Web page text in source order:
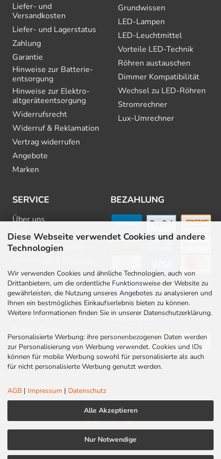
Diese Webseite verwendet Cookies und andere
Technologien
Wir verwenden Cookies und ähnliche Technologien, auch von
Drittanbietern, um die ordentliche Funktionsweise der Website zu
gewährleisten, die Nutzung unseres Angebotes zu analysieren und
Ihnen ein bestmögliches Einkaufserlebnis bieten zu können.
Weitere Informationen finden Sie in unserer Datenschutzerklärung.
Personalisierte Werbung: ihre personenbezogenen Daten werden
zur Personalisierung von Werbung verwendet. Cookies und IDs
können für mobile Werbung sowohl für personalisierte als auch
für nicht personalisierte Werbung genutzt werden.
AGB | Impressum | Datenschutz
Alle Akzeptieren
Nur Notwendige
Liefer- und
Versandkosten
Liefer- und Lagerstatus
Zahlung
Garantie
Hinweise zur Batterie­
entsorgung
Hinweise zur Elektro­
altgeräte­entsorgung
Widerrufsrecht
Widerruf & Reklamation
Vertrag widerrufen
Angebote
Marken
Grundwissen
LED-Lampen
LED-Leuchtmittel
Vorteile LED-Technik
Röhren austauschen
Dimmer Kompatibilität
Wechsel zu LED-Röhren
Stromrechner
Lux-Umrechner
SERVICE
Über uns
FAQ
Beratung & Planung
Newsletter
Barrierefreiheit
Stellenangebote
Kontakt
BEZAHLUNG
VERSAND
Impressum | Datenschutz